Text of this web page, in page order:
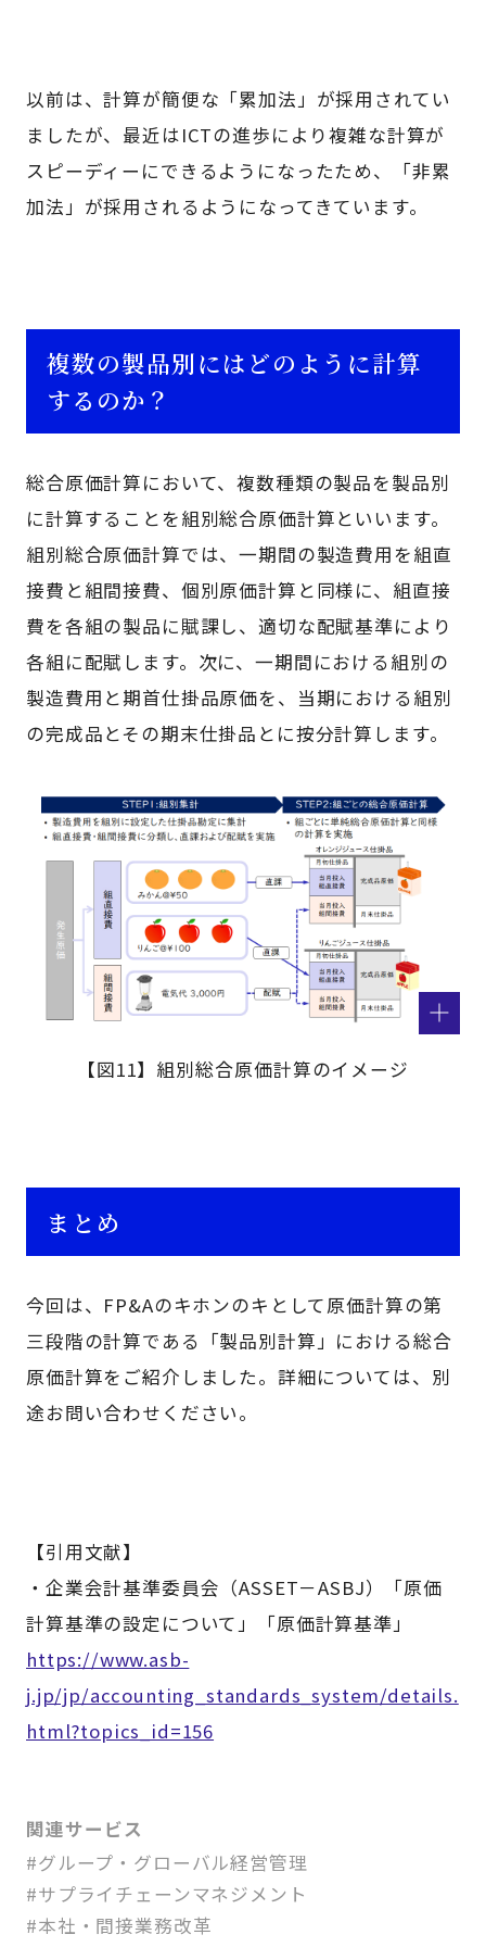
以前は、計算が簡便な「累加法」が採用されてい
ましたが、最近はICTの進歩により複雑な計算が
スピーディーにできるようになったため、「非累
加法」が採用されるようになってきています。
複数の製品別にはどのように計算
するのか？
総合原価計算において、複数種類の製品を製品別
に計算することを組別総合原価計算といいます。
組別総合原価計算では、一期間の製造費用を組直
接費と組間接費、個別原価計算と同様に、組直接
費を各組の製品に賦課し、適切な配賦基準により
各組に配賦します。次に、一期間における組別の
製造費用と期首仕掛品原価を、当期における組別
の完成品とその期末仕掛品とに按分計算します。
【図11】組別総合原価計算のイメージ
まとめ
今回は、FP&Aのキホンのキとして原価計算の第
三段階の計算である「製品別計算」における総合
原価計算をご紹介しました。詳細については、別
途お問い合わせください。
【引用文献】
・企業会計基準委員会（ASSET－ASBJ）「原価
計算基準の設定について」「原価計算基準」
https://www.asb-
j.jp/jp/accounting_standards_system/details.
html?topics_id=156
関連サービス
#グループ・グローバル経営管理
#サプライチェーンマネジメント
#本社・間接業務改革